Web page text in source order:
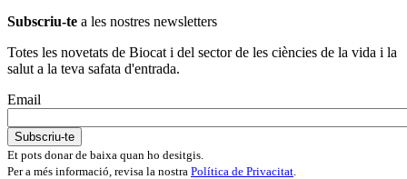
Subscriu-te a les nostres newsletters
Totes les novetats de Biocat i del sector de les ciències de la vida i la
salut a la teva safata d'entrada.
Email
Et pots donar de baixa quan ho desitgis.
Per a més informació, revisa la nostra Política de Privacitat.